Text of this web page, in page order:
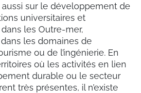
aussi sur le développement de
universitaires et
les Outre-mer,
les domaines de
ou de l’ingénierie. En
où les activités en lien
durable ou le secteur
très présentes, il n’existe